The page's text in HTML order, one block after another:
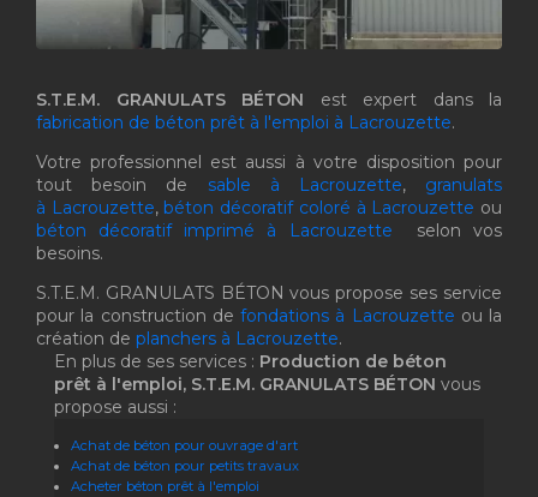
S.T.E.M. GRANULATS BÉTON est expert dans la
fabrication de béton prêt à l'emploi à Lacrouzette.
Votre professionnel est aussi à votre disposition pour
tout besoin de sable à Lacrouzette, granulats
à Lacrouzette, béton décoratif coloré à Lacrouzette ou
béton décoratif imprimé à Lacrouzette selon vos
besoins.
S.T.E.M. GRANULATS BÉTON vous propose ses service
pour la construction de fondations à Lacrouzette ou la
création de planchers à Lacrouzette.
En plus de ses services : Production de béton
prêt à l'emploi, S.T.E.M. GRANULATS BÉTON vous
propose aussi :
Achat de béton pour ouvrage d'art
Achat de béton pour petits travaux
Acheter béton prêt à l'emploi